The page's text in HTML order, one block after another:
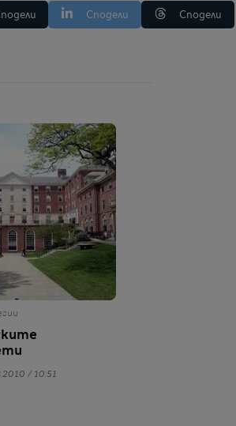
Сподели Сподели
/ 10:51